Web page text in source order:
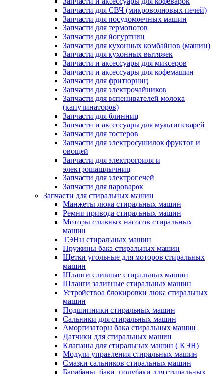
Запчасти для СВЧ (микроволновых печей)
Запчасти для посудомоечных машин
Запчасти для термопотов
Запчасти для йогуртниц
Запчасти для кухонных комбайнов (машин)
Запчасти для кухонных вытяжек
Запчасти и аксессуары для миксеров
Запчасти и аксессуары для кофемашин
Запчасти для фритюрниц
Запчасти для электрочайников
Запчасти для вспенивателей молока
(капучинаторов)
Запчасти для блинниц
Запчасти и аксессуары для мультипекарей
Запчасти для тостеров
Запчасти для электросушилок фруктов и
овощей
Запчасти для электрогриля и
электрошашлычниц
Запчасти для электропечей
Запчасти для пароварок
Запчасти для стиральных машин
Манжеты люка стиральных машин
Ремни привода стиральных машин
Моторы сливных насосов стиральных
машин
ТЭНы стиральных машин
Пружины бака стиральных машин
Щетки угольные для моторов стиральных
машин
Шланги сливные стиральных машин
Шланги заливные стиральных машин
Устройствоа блокировки люка стиральных
машин
Подшипники стиральных машин
Сальники для стиральных машин
Амортизаторы бака стиральных машин
Датчики для стиральных машин
Клапаны для стиральных машин ( КЭН)
Модули управления стиральных машин
Смазки сальников стиральных машин
Барабаны, баки, полубаки для стиральных